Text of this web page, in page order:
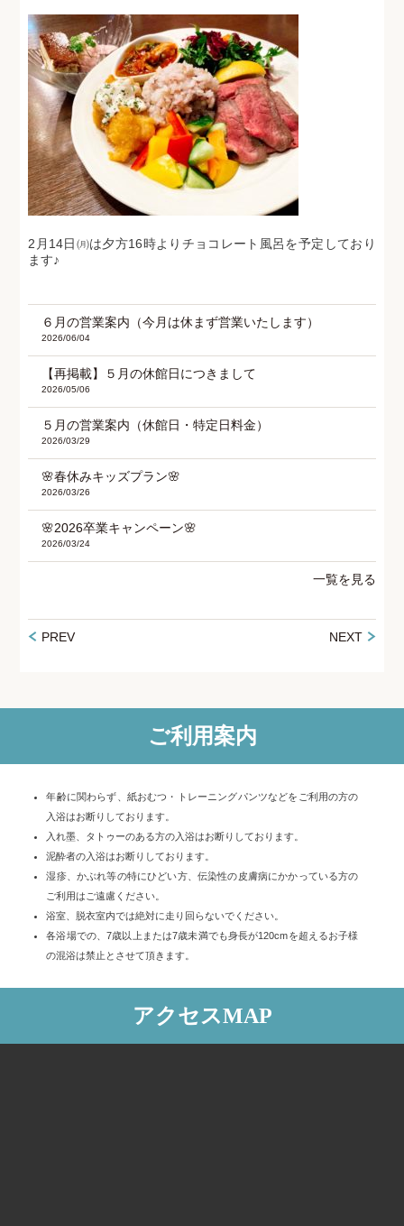
2月14日㈪は夕方16時よりチョコレート風呂を予定しており
ます♪
６月の営業案内（今月は休まず営業いたします）
2026/06/04
【再掲載】５月の休館日につきまして
2026/05/06
５月の営業案内（休館日・特定日料金）
2026/03/29
🌸春休みキッズプラン🌸
2026/03/26
🌸2026卒業キャンペーン🌸
2026/03/24
一覧を見る
PREV NEXT
ご利用案内
年齢に関わらず、紙おむつ・トレーニングパンツなどをご利用の方の
入浴はお断りしております。
入れ墨、タトゥーのある方の入浴はお断りしております。
泥酔者の入浴はお断りしております。
湿疹、かぶれ等の特にひどい方、伝染性の皮膚病にかかっている方の
ご利用はご遠慮ください。
浴室、脱衣室内では絶対に走り回らないでください。
各浴場での、7歳以上または7歳未満でも身長が120cmを超えるお子様
の混浴は禁止とさせて頂きます。
アクセスMAP